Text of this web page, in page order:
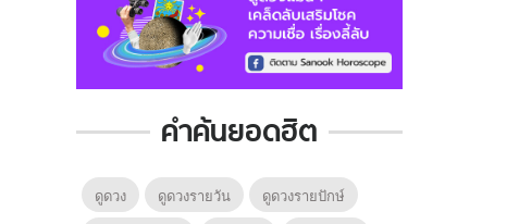
คำค้นยอดฮิต
ดูดวง ดูดวงรายวัน
ดูดวงรายปักษ์